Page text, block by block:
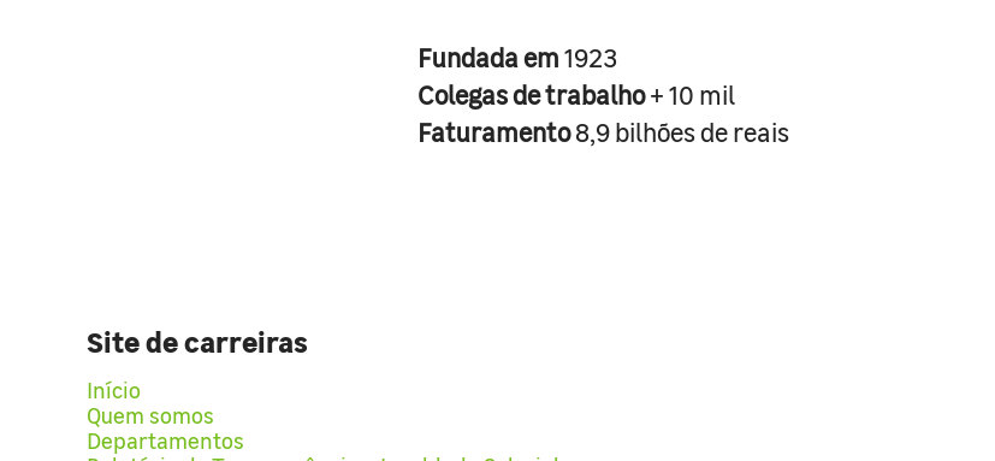
Fundada em1923
Colegas de trabalho+ 10 mil
Faturamento8,9 bilhões de reais
Site de carreiras
Início
Quem somos
Departamentos